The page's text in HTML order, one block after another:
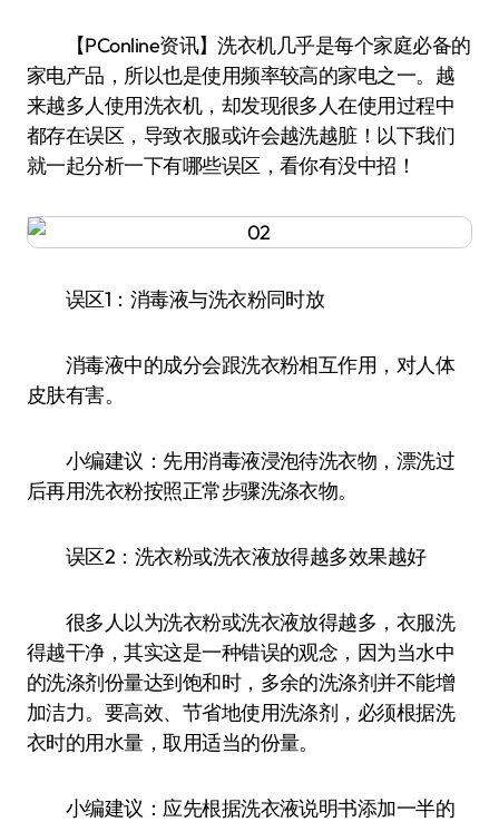
【PConline资讯】洗衣机几乎是每个家庭必备的
家电产品，所以也是使用频率较高的家电之一。越
来越多人使用洗衣机，却发现很多人在使用过程中
都存在误区，导致衣服或许会越洗越脏！以下我们
就一起分析一下有哪些误区，看你有没中招！
误区1：消毒液与洗衣粉同时放
消毒液中的成分会跟洗衣粉相互作用，对人体
皮肤有害。
小编建议：先用消毒液浸泡待洗衣物，漂洗过
后再用洗衣粉按照正常步骤洗涤衣物。
误区2：洗衣粉或洗衣液放得越多效果越好
很多人以为洗衣粉或洗衣液放得越多，衣服洗
得越干净，其实这是一种错误的观念，因为当水中
的洗涤剂份量达到饱和时，多余的洗涤剂并不能增
加洁力。要高效、节省地使用洗涤剂，必须根据洗
衣时的用水量，取用适当的份量。
小编建议：应先根据洗衣液说明书添加一半的